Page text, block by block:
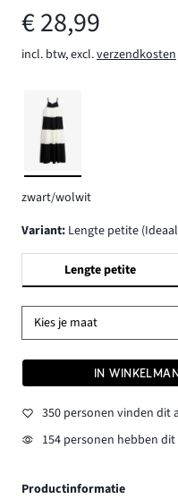
€ 28,99
incl. btw, excl.verzendkosten
zwart/wolwit
Variant: Lengte petite
Lengte petite
Kies je maat
IN
350 personen vinden dit
154 personen hebben
Productinformatie